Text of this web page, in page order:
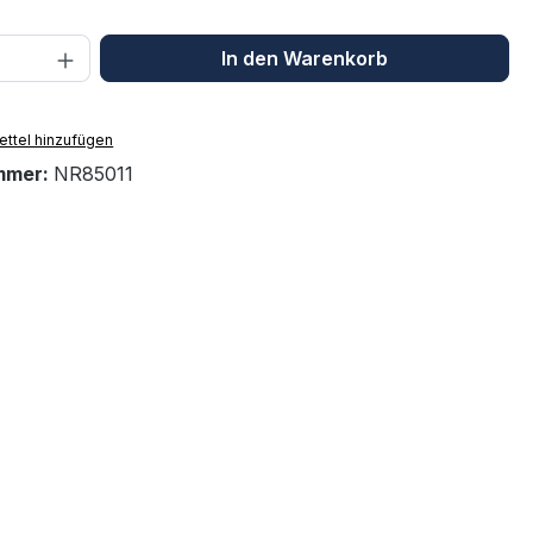
Anzahl: Gib den gewünschten Wert
In den Warenkorb
hinzufügen
NR85011